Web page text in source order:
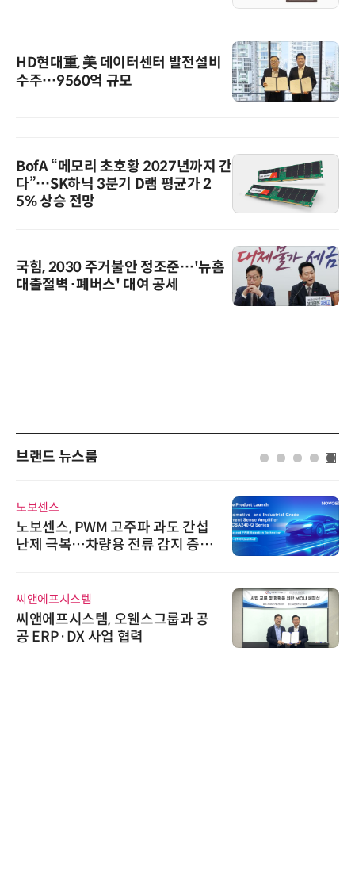
HD현대重, 美 데이터센터 발전설비
수주…9560억 규모
BofA “메모리 초호황 2027년까지 간
다”…SK하닉 3분기 D램 평균가 2
5% 상승 전망
국힘, 2030 주거불안 정조준…'뉴홈
대출절벽·폐버스' 대여 공세
브랜드 뉴스룸
노보센스
노보센스, PWM 고주파 과도 간섭
난제 극복…차량용 전류 감지 증폭
씨앤에프시스템
씨앤에프시스템, 오웬스그룹과 공
공 ERP·DX 사업 협력